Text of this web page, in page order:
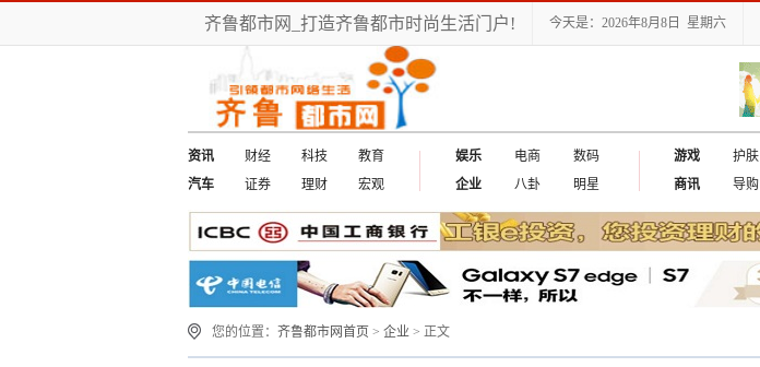
齐鲁都市网_打造齐鲁都市时尚生活门户! 今天是：2026年8月8日 星期六
资讯 财经 科技
教育
汽车
证券 理财 宏观
娱乐 电商
数码
企业
八卦 明星
游戏 护肤
商讯
导购
您的位置： 齐鲁都市网首页 > 企业 > 正文